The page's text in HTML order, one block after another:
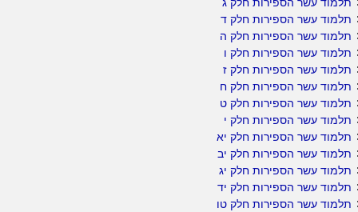
תלמוד עשר הספירות חלק ד
תלמוד עשר הספירות חלק ה
תלמוד עשר הספירות חלק ו
תלמוד עשר הספירות חלק ז
תלמוד עשר הספירות חלק ח
תלמוד עשר הספירות חלק ט
תלמוד עשר הספירות חלק י
תלמוד עשר הספירות חלק יא
תלמוד עשר הספירות חלק יב
תלמוד עשר הספירות חלק יג
תלמוד עשר הספירות חלק יד
תלמוד עשר הספירות חלק טו